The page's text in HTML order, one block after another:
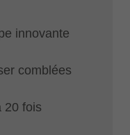
innovante
comblées
20 fois